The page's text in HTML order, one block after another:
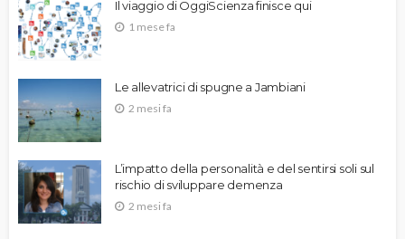
Il viaggio di OggiScienza finisce qui
1 mese fa
Le allevatrici di spugne a Jambiani
2 mesi fa
L’impatto della personalità e del sentirsi soli sul
rischio di sviluppare demenza
2 mesi fa